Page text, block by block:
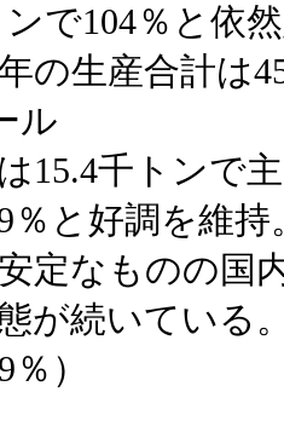
ンで104％と依
の生産合計は
ル
15.4千トンで
％と好調を維
定なものの国
が続いている
）